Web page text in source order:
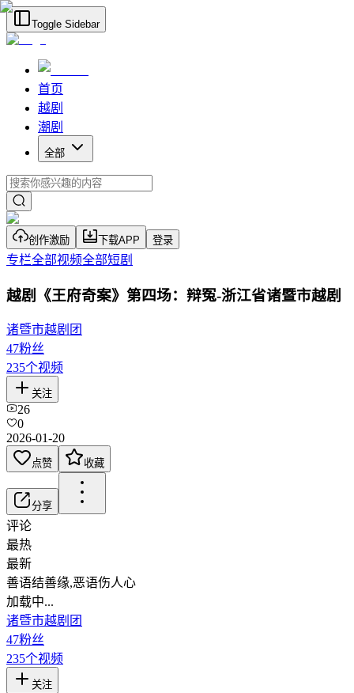
Toggle Sidebar
首页
越剧
潮剧
全部
创作激励 下载APP 登录
专栏全部视频全部短剧
越剧《王府奇案》第四场：辩冤-浙江省诸暨市越剧
诸暨市越剧团
47粉丝
235个视频
关注
26
0
2026-01-20
点赞 收藏
分享
评论
最热
最新
善语结善缘,恶语伤人心
加载中...
诸暨市越剧团
47粉丝
235个视频
关注